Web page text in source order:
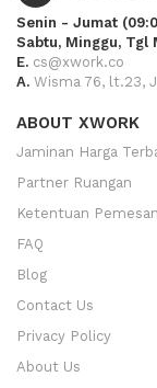
Senin - Jumat
Sabtu, Minggu, Tgl
E. cs@xwork.co
A. Wisma 76, lt.23,
ABOUT XWORK
Jaminan Harga
Partner Ruangan
Ketentuan
FAQ
Blog
Contact Us
Privacy Policy
About Us